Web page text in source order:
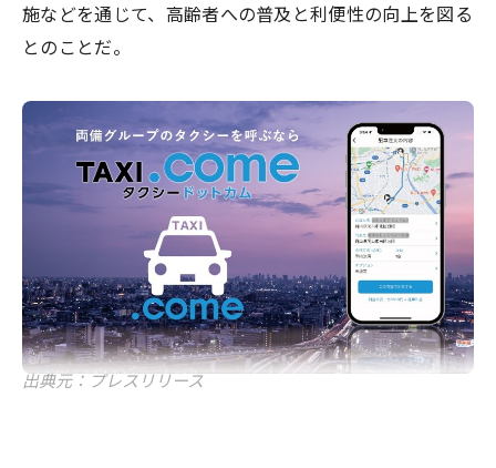
施などを通じて、高齢者への普及と利便性の向上を図る
とのことだ。
出典元：プレスリリース